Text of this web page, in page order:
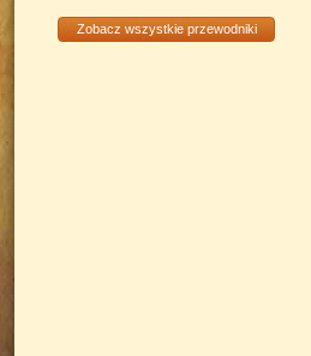
Zobacz wszystkie przewodniki